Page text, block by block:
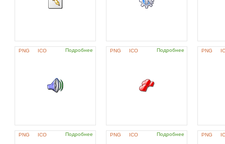
PNG ICO Подробнее PNG ICO Подробнее PNG
PNG ICO Подробнее PNG ICO Подробнее PNG